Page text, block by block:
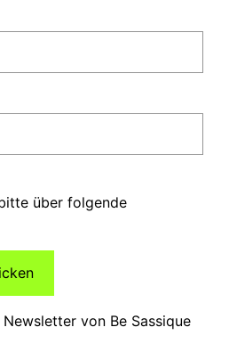
über folgende
von Be Sassique